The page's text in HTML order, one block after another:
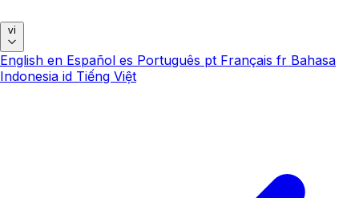
vi
English en Español es Português pt Français fr Bahasa
Indonesia id Tiếng Việt